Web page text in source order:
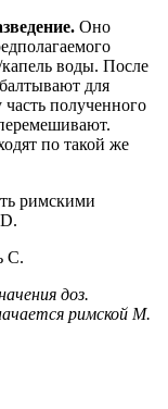
Оно
воды. После
для
полученного
по такой же
римскими
C.
доз.
римской М.